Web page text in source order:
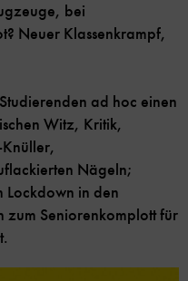
bei
Neuer Klassenkrampf,
ad hoc einen
Witz, Kritik,
Nägeln;
Lockdown in den
zum Seniorenkomplott für